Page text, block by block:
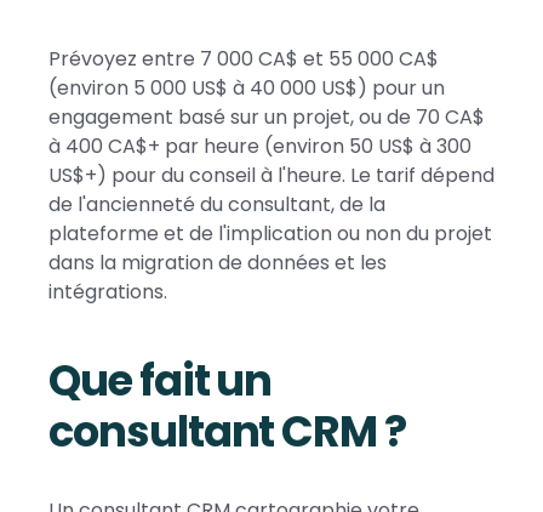
Prévoyez entre 7 000 CA$ et 55 000 CA$
(environ 5 000 US$ à 40 000 US$) pour un
engagement basé sur un projet, ou de 70 CA$
à 400 CA$+ par heure (environ 50 US$ à 300
US$+) pour du conseil à l'heure. Le tarif dépend
de l'ancienneté du consultant, de la
plateforme et de l'implication ou non du projet
dans la migration de données et les
intégrations.
Que fait un
consultant CRM ?